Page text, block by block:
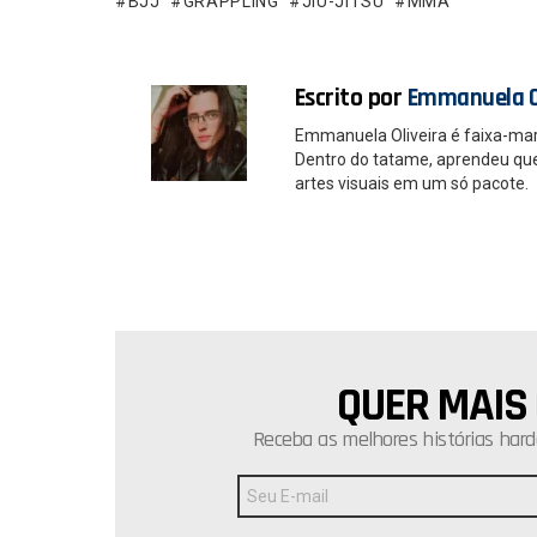
o
p
Escrito por Emmanuela
Emmanuela Oliveira é faixa-
Dentro do tatame, aprendeu
artes visuais em um só pacote.
QUER
Receba as melhores histórias
Endereço
de
E-